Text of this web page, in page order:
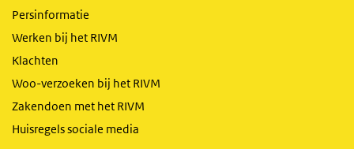
Persinformatie
Werken bij het RIVM
Klachten
Woo-verzoeken bij het RIVM
Zakendoen met het RIVM
Huisregels sociale media